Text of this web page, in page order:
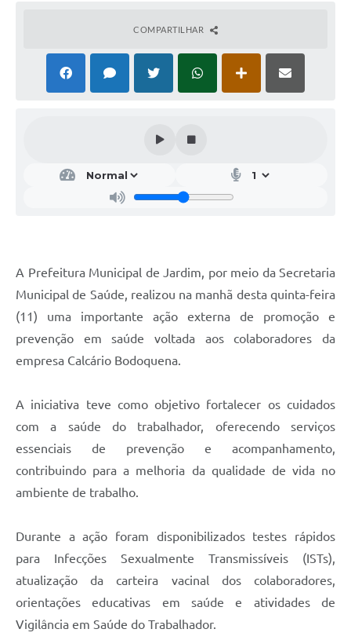
COMPARTILHAR
A Prefeitura Municipal de Jardim, por meio da Secretaria
Municipal de Saúde, realizou na manhã desta quinta-feira
(11) uma importante ação externa de promoção e
prevenção em saúde voltada aos colaboradores da
empresa Calcário Bodoquena.
A iniciativa teve como objetivo fortalecer os cuidados
com a saúde do trabalhador, oferecendo serviços
essenciais de prevenção e acompanhamento,
contribuindo para a melhoria da qualidade de vida no
ambiente de trabalho.
Durante a ação foram disponibilizados testes rápidos
para Infecções Sexualmente Transmissíveis (ISTs),
atualização da carteira vacinal dos colaboradores,
orientações educativas em saúde e atividades de
Vigilância em Saúde do Trabalhador.